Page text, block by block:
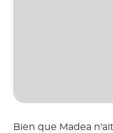
Bien que Madea